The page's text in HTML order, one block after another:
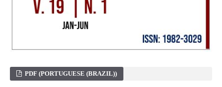
PDF (PORTUGUESE (BRAZIL))